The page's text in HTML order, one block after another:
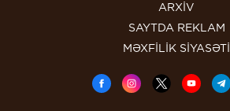
ARXİV
SAYTDA REKLAM
MƏXFİLİK SİYASƏTİ